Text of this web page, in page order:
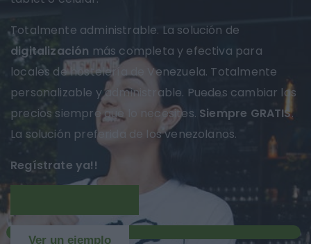
Totalmente administrable. La solución de
digitalización más completa y efectiva para
locales de hostelería de Venezuela. Totalmente
personalizable y administrable. Puedes cambiar los
precios siempre que lo necesites. Siempre GRATIS.
La solución preferida de los venezolanos.
Regístrate ya!!
Ver un ejemplo